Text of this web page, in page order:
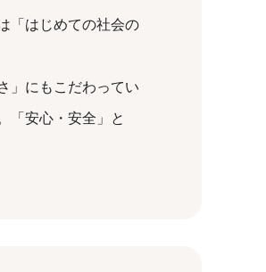
「はじめての社会の
」にもこだわってい
「安心・安全」と